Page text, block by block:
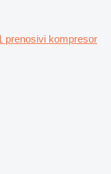
prenosivi kompresor